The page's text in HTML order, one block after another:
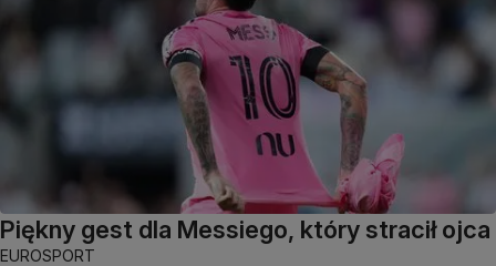
Piękny gest dla Messiego, który stracił ojca
EUROSPORT